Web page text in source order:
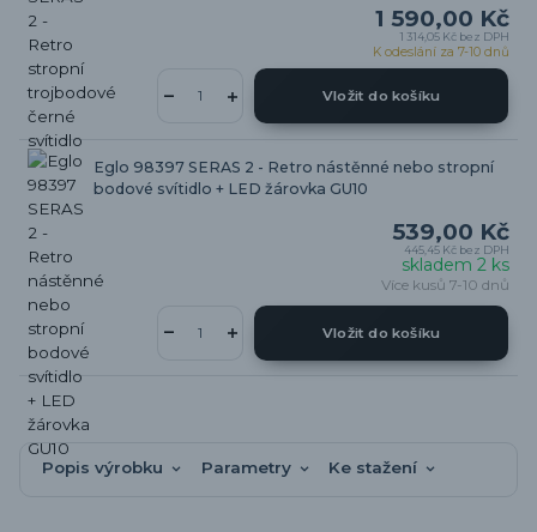
1 590,00 Kč
1 314,05 Kč bez DPH
K odeslání za 7-10 dnů
Vložit do košíku
Eglo 98397 SERAS 2 - Retro nástěnné nebo stropní
bodové svítidlo + LED žárovka GU10
539,00 Kč
445,45 Kč bez DPH
skladem 2 ks
Více kusů 7-10 dnů
Vložit do košíku
Popis výrobku Parametry Ke stažení